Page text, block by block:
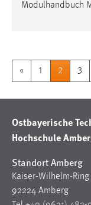
Modulhandbuch
« 1 2 3
Ostbayerische
Hochschule
Standort Amberg
Kaiser-Wilhelm-Ring
92224 Amberg